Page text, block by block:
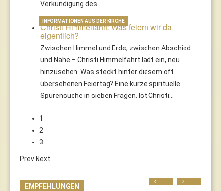
Verkündigung des…
Christi Himmelfahrt: Was feiern wir da
eigentlich?
Zwischen Himmel und Erde, zwischen Abschied
und Nähe – Christi Himmelfahrt lädt ein, neu
hinzusehen. Was steckt hinter diesem oft
übersehenen Feiertag? Eine kurze spirituelle
Spurensuche in sieben Fragen. Ist Christi…
INFORMATIONEN AUS DER KIRCHE
1
2
3
Prev Next
EMPFEHLUNGEN